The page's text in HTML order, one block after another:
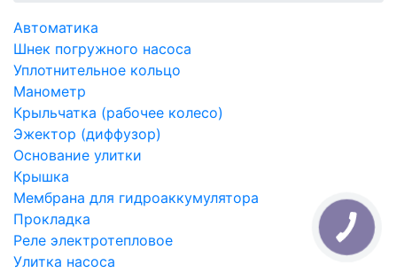
Автоматика
Шнек погружного насоса
Уплотнительное кольцо
Манометр
Крыльчатка (рабочее колесо)
Эжектор (диффузор)
Основание улитки
Крышка
Мембрана для гидроаккумулятора
Прокладка
Реле электротепловое
Улитка насоса